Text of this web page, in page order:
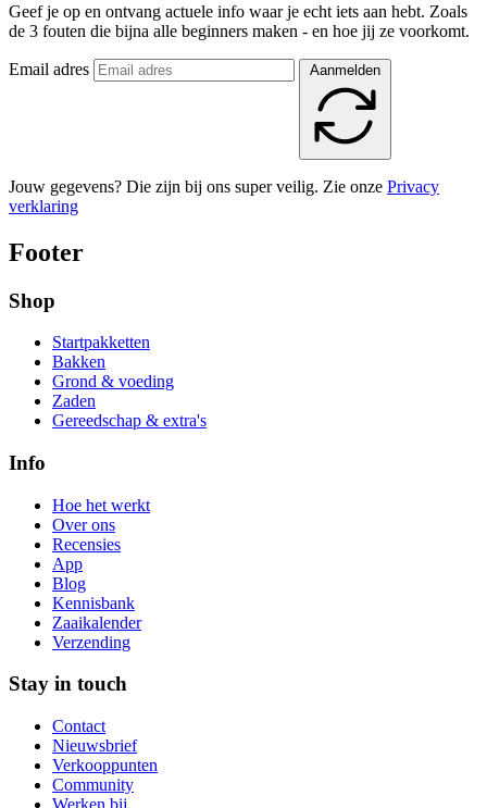
Geef je op en ontvang actuele info waar je echt iets aan hebt. Zoals
de 3 fouten die bijna alle beginners maken - en hoe jij ze voorkomt.
Email adres Aanmelden
Jouw gegevens? Die zijn bij ons super veilig. Zie onze Privacy
verklaring
Footer
Shop
Startpakketten
Bakken
Grond & voeding
Zaden
Gereedschap & extra's
Info
Hoe het werkt
Over ons
Recensies
App
Blog
Kennisbank
Zaaikalender
Verzending
Stay in touch
Contact
Nieuwsbrief
Verkooppunten
Community